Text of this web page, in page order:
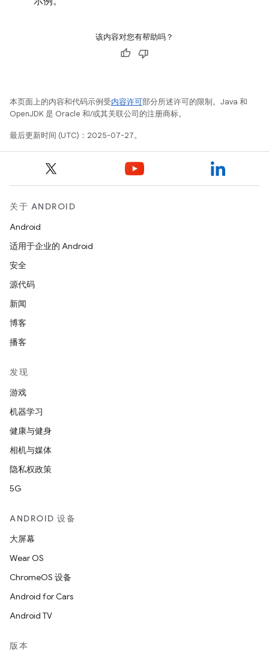
该内容对您有帮助吗？
本页面上的内容和代码示例受内容许可部分所述许可的限制。Java 和
OpenJDK 是 Oracle 和/或其关联公司的注册商标。
最后更新时间 (UTC)：2025-07-27。
关于 ANDROID
Android
适用于企业的 Android
安全
源代码
新闻
博客
播客
发现
游戏
机器学习
健康与健身
相机与媒体
隐私权政策
5G
ANDROID 设备
大屏幕
Wear OS
ChromeOS 设备
Android for Cars
Android TV
版本